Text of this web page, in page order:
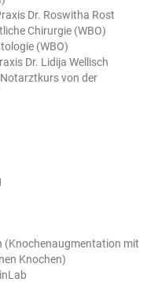
Dr. Roswitha Rost
Chirurgie (WBO)
(WBO)
Dr. Lidija Wellisch
von der
(Knochenaugmentation mit
Knochen)